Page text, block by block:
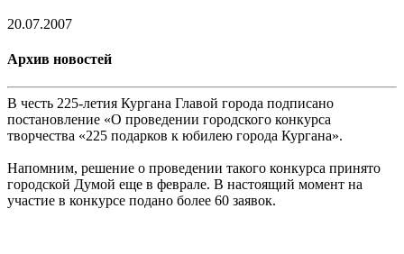
20.07.2007
Архив новостей
В честь 225-летия Кургана Главой города подписано
постановление «О проведении городского конкурса
творчества «225 подарков к юбилею города Кургана».
Напомним, решение о проведении такого конкурса принято
городской Думой еще в феврале. В настоящий момент на
участие в конкурсе подано более 60 заявок.